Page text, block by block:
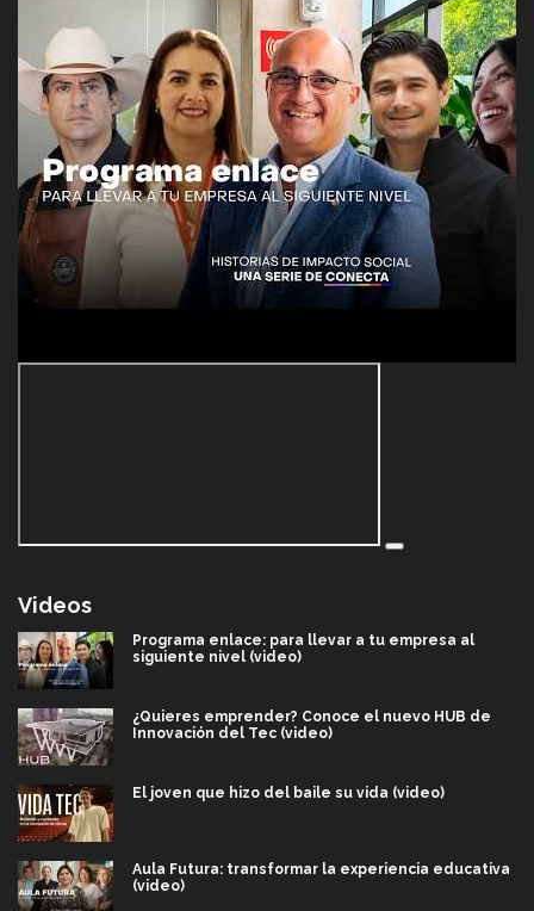
Videos
Programa enlace: para llevar a tu empresa al
siguiente nivel (video)
¿Quieres emprender? Conoce el nuevo HUB de
Innovación del Tec (video)
El joven que hizo del baile su vida (video)
Aula Futura: transformar la experiencia educativa
(video)